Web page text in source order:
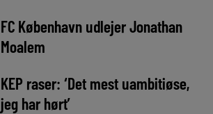
FC København udlejer Jonathan
Moalem
KEP raser: ‘Det mest uambitiøse,
jeg har hørt’